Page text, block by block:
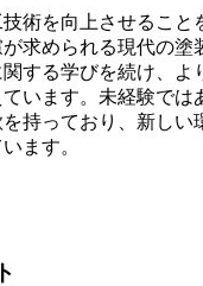
術を向上させること
求められる現代の塗
する学びを続け、よ
います。未経験では
持っており、新しい
ます。